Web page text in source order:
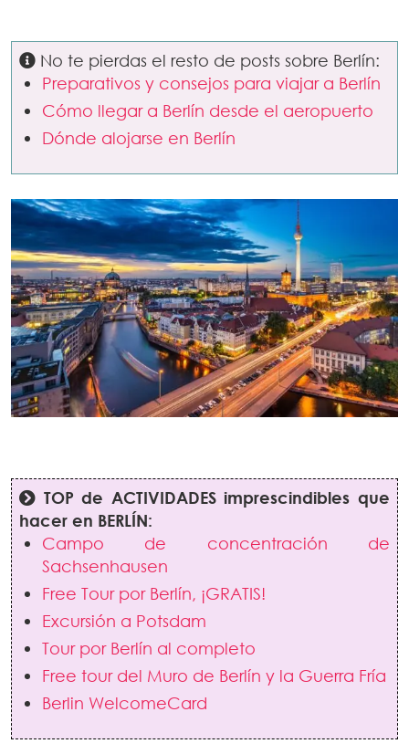
No te pierdas el resto de posts sobre Berlín:
Preparativos y consejos para viajar a Berlín
Cómo llegar a Berlín desde el aeropuerto
Dónde alojarse en Berlín
TOP de ACTIVIDADES imprescindibles que
hacer en BERLÍN:
Campo de concentración de
Sachsenhausen
Free Tour por Berlín, ¡GRATIS!
Excursión a Potsdam
Tour por Berlín al completo
Free tour del Muro de Berlín y la Guerra Fría
Berlin WelcomeCard